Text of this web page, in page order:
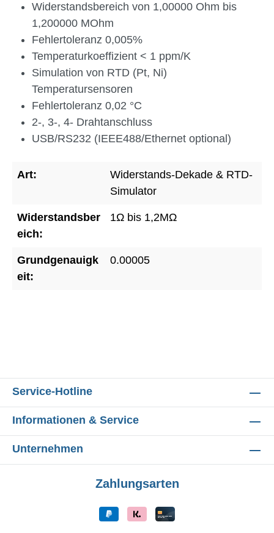
Widerstandsbereich von 1,00000 Ohm bis
1,200000 MOhm
Fehlertoleranz 0,005%
Temperaturkoeffizient < 1 ppm/K
Simulation von RTD (Pt, Ni)
Temperatursensoren
Fehlertoleranz 0,02 °C
2-, 3-, 4- Drahtanschluss
USB/RS232 (IEEE488/Ethernet optional)
Art:
Widerstands-Dekade & RTD-
Simulator
Widerstandsber
eich:
1Ω bis 1,2MΩ
Grundgenauigk
eit:
0.00005
Service-Hotline
Informationen & Service
Unternehmen
Zahlungsarten